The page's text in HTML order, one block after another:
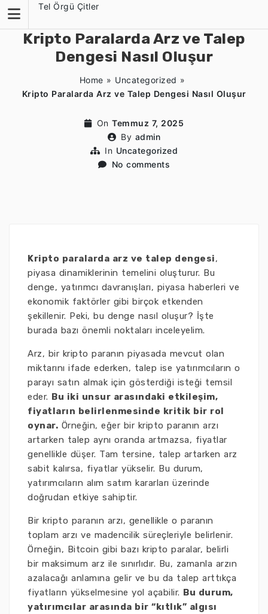
content
Tel Örgü Çitler
Kripto Paralarda Arz ve Talep
Dengesi Nasıl Oluşur
Home » Uncategorized »
Kripto Paralarda Arz ve Talep Dengesi Nasıl Oluşur
On Temmuz 7, 2025
By admin
In Uncategorized
No comments
Kripto paralarda arz ve talep dengesi,
piyasa dinamiklerinin temelini oluşturur. Bu
denge, yatırımcı davranışları, piyasa haberleri ve
ekonomik faktörler gibi birçok etkenden
şekillenir. Peki, bu denge nasıl oluşur? İşte
burada bazı önemli noktaları inceleyelim.
Arz, bir kripto paranın piyasada mevcut olan
miktarını ifade ederken, talep ise yatırımcıların o
parayı satın almak için gösterdiği isteği temsil
eder. Bu iki unsur arasındaki etkileşim,
fiyatların belirlenmesinde kritik bir rol
oynar. Örneğin, eğer bir kripto paranın arzı
artarken talep aynı oranda artmazsa, fiyatlar
genellikle düşer. Tam tersine, talep artarken arz
sabit kalırsa, fiyatlar yükselir. Bu durum,
yatırımcıların alım satım kararları üzerinde
doğrudan etkiye sahiptir.
Bir kripto paranın arzı, genellikle o paranın
toplam arzı ve madencilik süreçleriyle belirlenir.
Örneğin, Bitcoin gibi bazı kripto paralar, belirli
bir maksimum arz ile sınırlıdır. Bu, zamanla arzın
azalacağı anlamına gelir ve bu da talep arttıkça
fiyatların yükselmesine yol açabilir. Bu durum,
yatırımcılar arasında bir “kıtlık” algısı